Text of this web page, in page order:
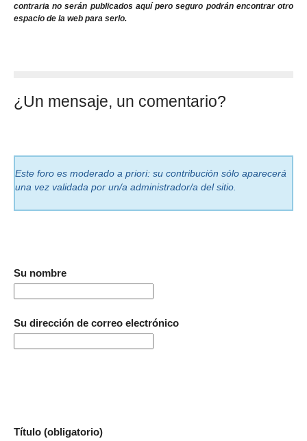
contraria no serán publicados aquí pero seguro podrán encontrar otro
espacio de la web para serlo.
¿Un mensaje, un comentario?
Este foro es moderado a priori: su contribución sólo aparecerá
una vez validada por un/a administrador/a del sitio.
Su nombre
Su dirección de correo electrónico
Título (obligatorio)